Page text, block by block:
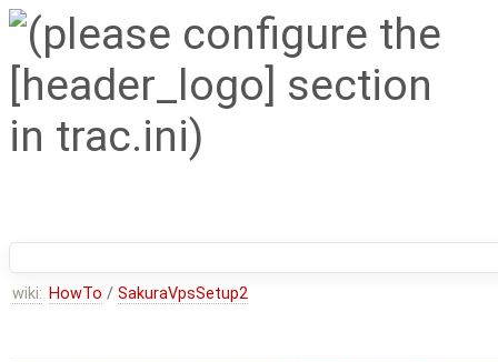
wiki: HowTo / SakuraVpsSetup2